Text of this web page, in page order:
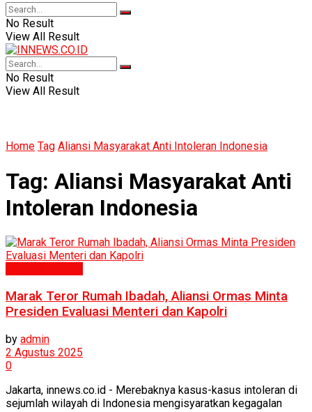
No Result
View All Result
No Result
View All Result
Home Tag Aliansi Masyarakat Anti Intoleran Indonesia
Tag: Aliansi Masyarakat Anti
Intoleran Indonesia
Marak Teror Rumah Ibadah, Aliansi Ormas Minta
Presiden Evaluasi Menteri dan Kapolri
by admin
2 Agustus 2025
0
Jakarta, innews.co.id - Merebaknya kasus-kasus intoleran di
sejumlah wilayah di Indonesia mengisyaratkan kegagalan